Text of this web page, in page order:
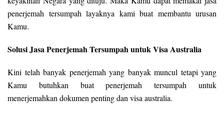
penerjemah tersumpah layaknya kami buat membantu urusan
Kamu.
Solusi Jasa Penerjemah Tersumpah untuk Visa Australia
Kini telah banyak penerjemah yang banyak muncul tetapi yang
Kamu butuhkan buat penerjemah tersumpah untuk
menerjemahkan dokumen penting dan visa australia.